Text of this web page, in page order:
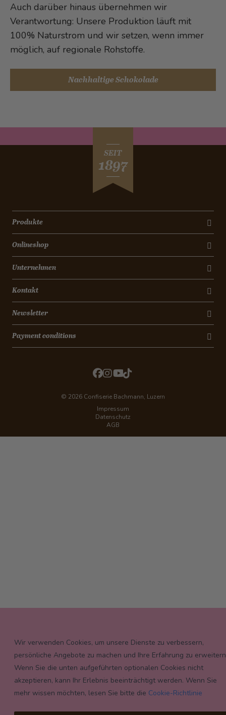
Auch darüber hinaus übernehmen wir
Verantwortung: Unsere Produktion läuft mit
100% Naturstrom und wir setzen, wenn immer
möglich, auf regionale Rohstoffe.
Nachhaltige Schokolade
SEIT
1897
Produkte
Onlineshop
Unternehmen
Kontakt
Newsletter
Payment conditions
Wir verwenden Cookies, um unsere Dienste zu verbessern,
persönliche Angebote zu machen und Ihre Erfahrung zu
Wenn Sie die unten aufgeführten optionalen Cookies nicht
akzeptieren, kann Ihr Erlebnis beeinträchtigt werden. Wenn Sie
mehr wissen möchten, lesen Sie bitte die Cookie-Richtlinie
© 2026 Confiserie Bachmann, Luzern
Impressum
Datenschutz
AGB